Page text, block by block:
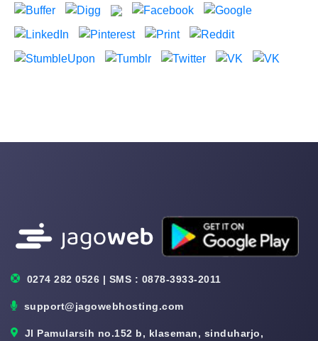
0274 282 0526 | SMS : 0878-3933-2011
support@jagowebhosting.com
Jl Pamularsih no.152 b, klaseman, sinduharjo,